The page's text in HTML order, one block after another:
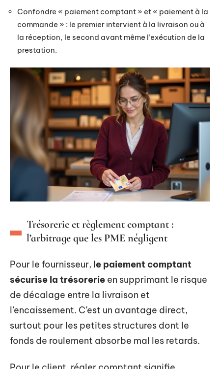
Confondre « paiement comptant » et « paiement à la
commande » : le premier intervient à la livraison ou à
la réception, le second avant même l’exécution de la
prestation.
Trésorerie et règlement comptant :
l’arbitrage que les PME négligent
Pour le fournisseur, le paiement comptant
sécurise la trésorerie en supprimant le risque
de décalage entre la livraison et
l’encaissement. C’est un avantage direct,
surtout pour les petites structures dont le
fonds de roulement absorbe mal les retards.